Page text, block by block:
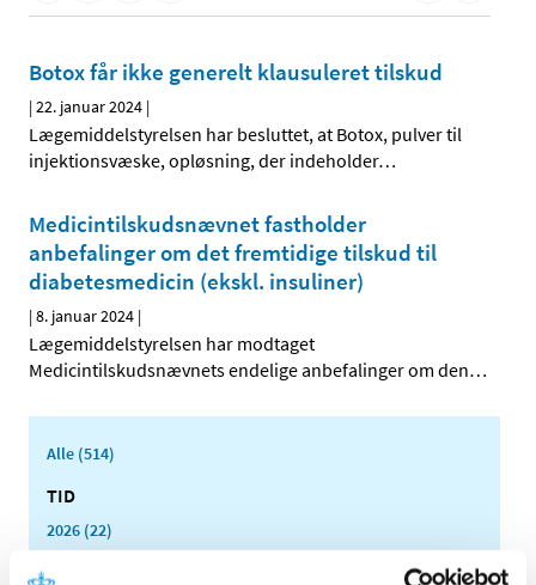
Botox får ikke generelt klausuleret tilskud
|22. januar 2024 |
Lægemiddelstyrelsen har besluttet, at Botox, pulver til
injektionsvæske, opløsning, der indeholder…
Medicintilskudsnævnet fastholder
anbefalinger om det fremtidige tilskud til
diabetesmedicin (ekskl. insuliner)
|8. januar 2024 |
Lægemiddelstyrelsen har modtaget
Medicintilskudsnævnets endelige anbefalinger om den…
Alle (514)
TID
2026 (22)